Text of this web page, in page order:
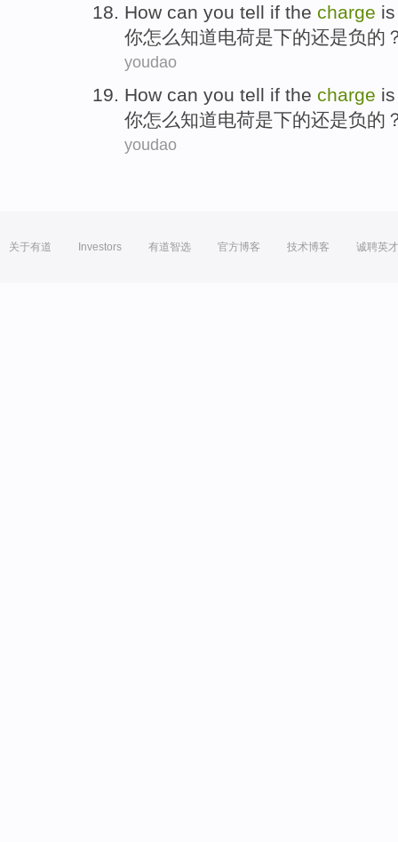
How can you tell if the charge is
你怎么知道电荷是下的还是负的
youdao
How can you tell if the charge is
你怎么知道电荷是下的还是负的
youdao
关于有道 Investors 有道智选 官方博客 技术博客 诚聘英才